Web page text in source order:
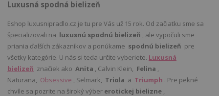
Luxusná spodná bielizeň
Eshop luxusnipradlo.cz je tu pre Vás už 15 rok. Od začiatku sme sa
špecializovali na luxusnú spodnú bielizeň , ale vypočuli sme
priania ďalších zákazníkov a ponúkame spodnú bielizeň pre
všetky kategórie. U nás si teda určite vyberiete. Luxusná
bielizeň značiek ako Anita , Calvin Klein, Felina ,
Naturana, Obsessive , Selmark, Triola a Triumph . Pre pekné
chvíle sa pozrite na široký výber erotickej bielizne ,